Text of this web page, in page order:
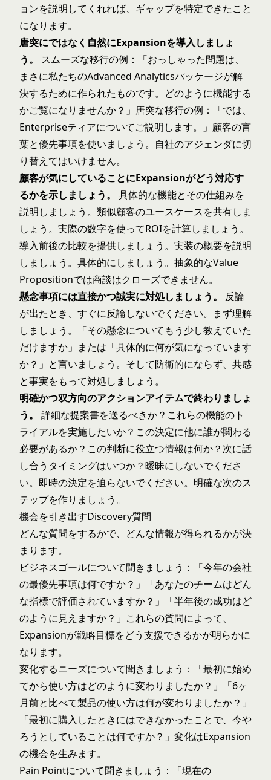
ョンを説明してくれれば、ギャップを特定できたこと
になります。
唐突にではなく自然にExpansionを導入しましょ
う。
スムーズな移行の例：「おっしゃった問題は、
まさに私たちのAdvanced Analyticsパッケージが解
決するために作られたものです。どのように機能する
かご覧になりませんか？」唐突な移行の例：「では、
Enterpriseティアについてご説明します。」顧客の言
葉と優先事項を使いましょう。自社のアジェンダに切
り替えてはいけません。
顧客が気にしていることにExpansionがどう対応す
るかを示しましょう。
具体的な機能とその仕組みを
説明しましょう。類似顧客のユースケースを共有しま
しょう。実際の数字を使ってROIを計算しましょう。
導入前後の比較を提供しましょう。実装の概要を説明
しましょう。具体的にしましょう。抽象的なValue
Propositionでは商談はクローズできません。
懸念事項には直接かつ誠実に対処しましょう。
反論
が出たとき、すぐに反論しないでください。まず理解
しましょう。「その懸念についてもう少し教えていた
だけますか」または「具体的に何が気になっています
か？」と言いましょう。そして防衛的にならず、共感
と事実をもって対処しましょう。
明確かつ双方向のアクションアイテムで終わりましょ
う。
詳細な提案書を送るべきか？これらの機能のト
ライアルを実施したいか？この決定に他に誰が関わる
必要があるか？この判断に役立つ情報は何か？次に話
し合うタイミングはいつか？曖昧にしないでくださ
い。即時の決定を迫らないでください。明確な次のス
テップを作りましょう。
機会を引き出すDiscovery質問
どんな質問をするかで、どんな情報が得られるかが決
まります。
ビジネスゴールについて聞きましょう：「今年の会社
の最優先事項は何ですか？」「あなたのチームはどん
な指標で評価されていますか？」「半年後の成功はど
のように見えますか？」これらの質問によって、
Expansionが戦略目標をどう支援できるかが明らかに
なります。
変化するニーズについて聞きましょう：「最初に始め
てから使い方はどのように変わりましたか？」「6ヶ
月前と比べて製品の使い方は何が変わりましたか？」
「最初に購入したときにはできなかったことで、今や
ろうとしていることは何ですか？」変化はExpansion
の機会を生みます。
Pain Pointについて聞きましょう：「現在の